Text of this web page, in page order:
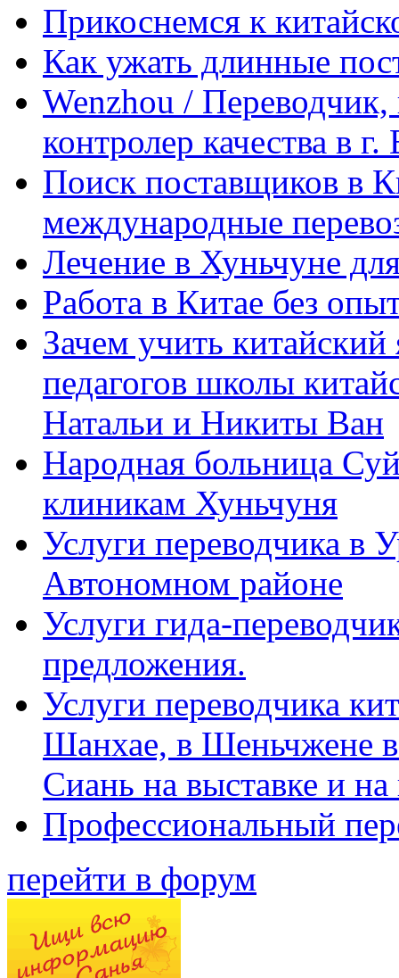
Прикоснемся к
Как ужать длинные
Wenzhou / Переводчик,
контролер качества в
Поиск поставщиков в
международные
Лечение в Хуньчуне
Работа в Китае без
Зачем учить
педагогов школы
Натальи и Никиты Ван
Народная больница
клиникам Хуньчуня
Услуги переводчика в
Автономном районе
Услуги гида-
предложения.
Услуги переводчика
Шанхае, в Шеньчжене
Сиань на выставке и
Профессиональный
перейти в форум